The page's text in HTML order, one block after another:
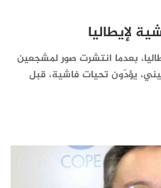
لإيطاليا
بعدما انتشرت صور لمشجعين
يؤدّون تحيات فاشية، قبل